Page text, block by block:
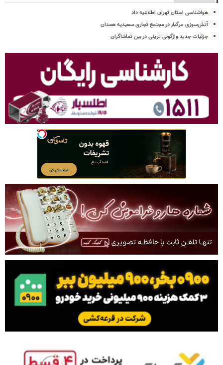
هواشناسی استان تهران اطلاعیه داد
آتش‌سوزی مرگبار در مجتمع تجاری سعیدیه همدان
جزئیات جدید واژگونی تریلی در بین تماشاگران